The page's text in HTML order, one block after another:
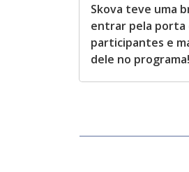
Skova teve uma
entrar pela porta
participantes e
dele no programa!